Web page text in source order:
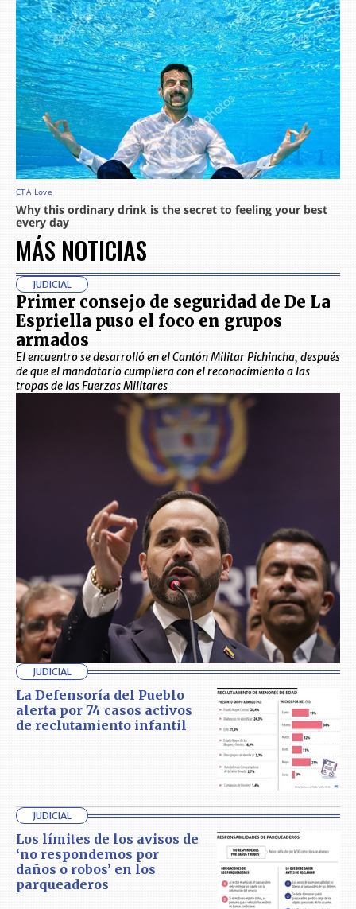
MÁS NOTICIAS
JUDICIAL
Primer consejo de seguridad de De La
Espriella puso el foco en grupos
armados
El encuentro se desarrolló en el Cantón Militar Pichincha, después
de que el mandatario cumpliera con el reconocimiento a las
tropas de las Fuerzas Militares
JUDICIAL
La Defensoría del Pueblo
alerta por 74 casos activos
de reclutamiento infantil
JUDICIAL
Los límites de los avisos de
‘no respondemos por
daños o robos’ en los
parqueaderos